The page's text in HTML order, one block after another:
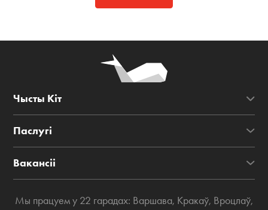
Чысты Кіт
Паслугі
Вакансіі
Мы працуем у 22 гарадах: Варшава, Кракаў, Вроцлаў,